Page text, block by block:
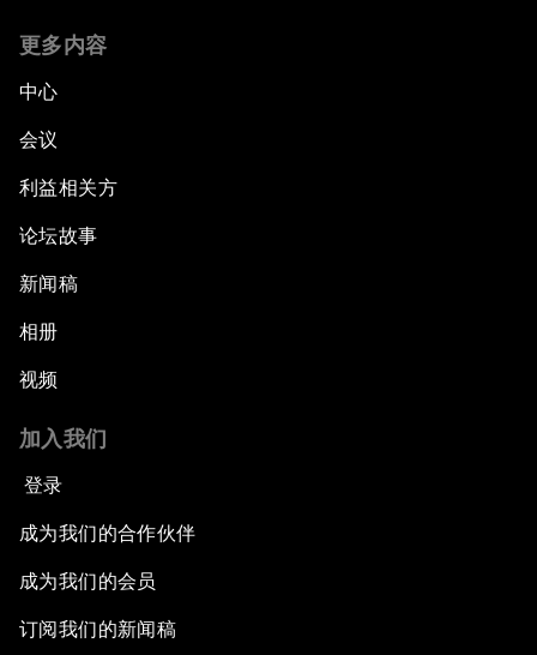
更多内容
中心
会议
利益相关方
论坛故事
新闻稿
相册
视频
加入我们
登录
成为我们的合作伙伴
成为我们的会员
订阅我们的新闻稿